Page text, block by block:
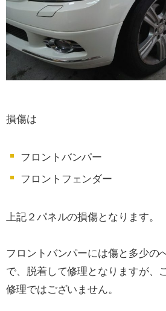
損傷は
フロントバンパー
フロントフェンダー
上記２パネルの損傷となります。
フロントバンパーには傷と多少の
で、脱着して修理となりますが、
修理ではございません。